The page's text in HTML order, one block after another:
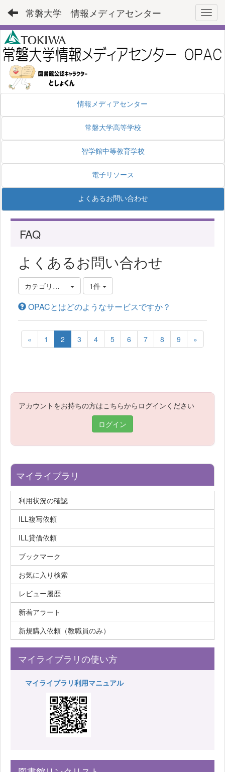
常磐大学 情報メディアセンター
情報メディアセンター
常磐大学高等学校
智学館中等教育学校
電子リソース
よくあるお問い合わせ
FAQ
よくあるお問い合わせ
カテゴリ選択 1件
OPACとはどのようなサービスですか？
« 1 2 3 4 5 6 7 8 9 »
アカウントをお持ちの方はこちらからログインください
ログイン
マイライブラリ
利用状況の確認
ILL複写依頼
ILL貸借依頼
ブックマーク
お気に入り検索
レビュー履歴
新着アラート
新規購入依頼（教職員のみ）
マイライブラリの使い方
マイライブラリ利用マニュアル